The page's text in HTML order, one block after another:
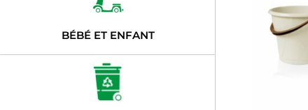
BÉBÉ ET ENFANT